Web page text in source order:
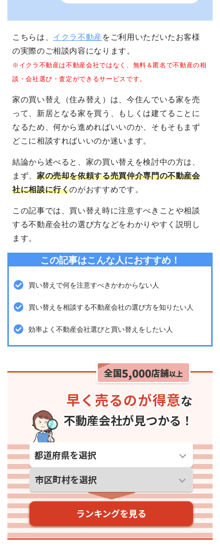
こちらは、 イクラ不動産 をご利用いただいたお客様
の実際のご相談内容になります。
※イクラ不動産は不動産会社ではなく、無料＆匿名で不動産の相
談・会社選び・査定ができるサービスです。
家の買い替え（住み替え）は、今住んでいる家を売
って、新居となる家を買う、もしくは建てることに
なるため、何から進めればいいのか、そもそもまず
どこに相談すればいいのか迷います。
結論から述べると、家の買い替えを検討中の方は、
まず、 家の売却を依頼する売買仲介専門の不動産会
社に相談に行くのがおすすめです。
この記事では、買い替え時に注意すべきことや相談
する不動産会社の選び方などをわかりやすく説明し
ます。
この記事はこんな人におすすめ！
買い替えで何を注意すべきかわからない人
買い替えを相談する不動産会社の選び方を知りたい人
効率よく不動産会社選びと買い替えをしたい人